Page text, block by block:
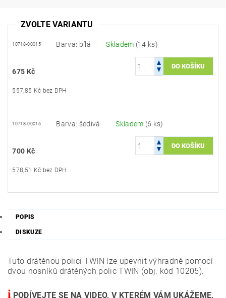
ZVOLTE VARIANTU
10718-00015 Barva: bílá Skladem (14 ks)
675 Kč
557,85 Kč bez DPH
10718-00016 Barva: šedivá Skladem (6 ks)
700 Kč
578,51 Kč bez DPH
POPIS
DISKUZE
Tuto drátěnou polici TWIN lze upevnit výhradně pomocí
dvou nosníků drátěných polic TWIN (obj. kód 10205).
i PODÍVEJTE SE NA VIDEO, V KTERÉM VÁM UKÁŽEME,